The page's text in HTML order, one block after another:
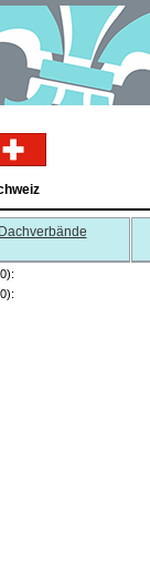
Dachverbände